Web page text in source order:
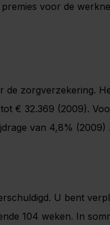
voor de
zorgverzekering.
€ 32.369 (2009).
van 4,8% (2009) .
U bent
104 weken. In